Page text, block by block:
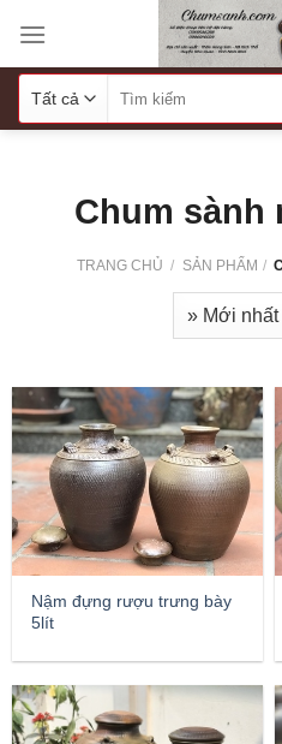
content
Chum sành
TRANG CHỦ / SẢN PHẨM /
Nậm đựng rượu trưng bày
5lít